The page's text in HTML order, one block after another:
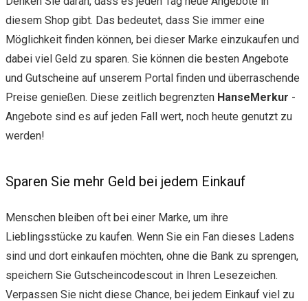
diesem Shop gibt. Das bedeutet, dass Sie immer eine
Möglichkeit finden können, bei dieser Marke einzukaufen und
dabei viel Geld zu sparen. Sie können die besten Angebote
und Gutscheine auf unserem Portal finden und überraschende
Preise genießen. Diese zeitlich begrenzten HanseMerkur -
Angebote sind es auf jeden Fall wert, noch heute genutzt zu
werden!
Sparen Sie mehr Geld bei jedem Einkauf
Menschen bleiben oft bei einer Marke, um ihre
Lieblingsstücke zu kaufen. Wenn Sie ein Fan dieses Ladens
sind und dort einkaufen möchten, ohne die Bank zu sprengen,
speichern Sie Gutscheincodescout in Ihren Lesezeichen.
Verpassen Sie nicht diese Chance, bei jedem Einkauf viel zu